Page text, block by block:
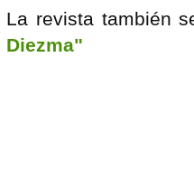
La revista también
Diezma"